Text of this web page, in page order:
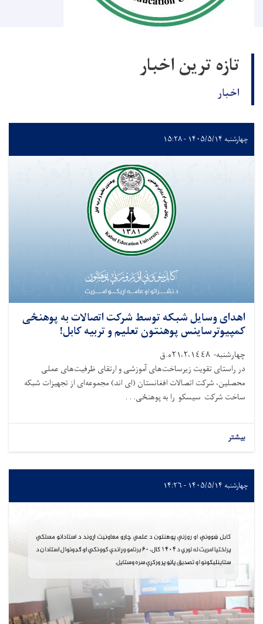
تازه ترین اخبار
اخبار
چهارشنبه ۱۴۰۵/۵/۱۴ - ۱۵:۲۸
اهدای وسایل شبکه توسط شرکت اتصالات به پوهنځی
کمپیوترساینس پوهنتون تعلیم و تربیه کابل!
چهارشنبه- ٢١،٢،١٤٤٨ه.ق
در راستای تقویت زیرساخت‌های آموزشی و ارتقای ظرفیت‌های عملی
محصلین، شرکت اتصالات افغانستان (ای اند) مجموعه‌ای از تجهیزات شبکه
ساخت شرکت سیسکو را به پوهنځی. . .
بیشتر
چهارشنبه ۱۴۰۵/۵/۱۴ - ۱۴:۲۶